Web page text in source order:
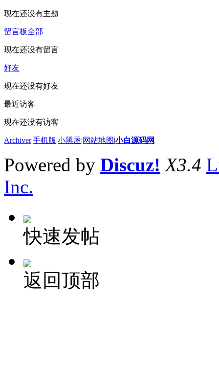
现在还没有主题
留言板全部
现在还没有留言
好友
现在还没有好友
最近访客
现在还没有访客
Archiver|手机版|小黑屋|网站地图|小白源码网
Powered by Discuz! X3.4
Inc.
快速发帖
返回顶部